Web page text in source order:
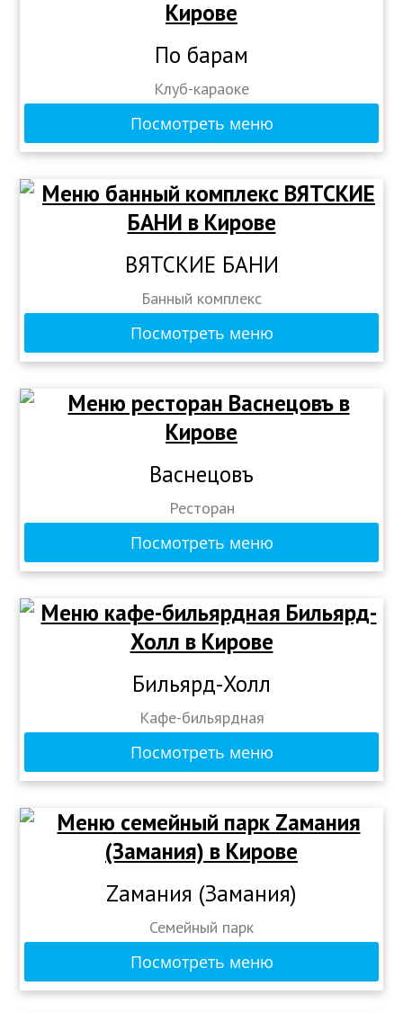
По барам
Клуб-караоке
Посмотреть меню
ВЯТСКИЕ БАНИ
Банный комплекс
Посмотреть меню
Васнецовъ
Ресторан
Посмотреть меню
Бильярд-Холл
Кафе-бильярдная
Посмотреть меню
Zамания (Замания)
Семейный парк
Посмотреть меню